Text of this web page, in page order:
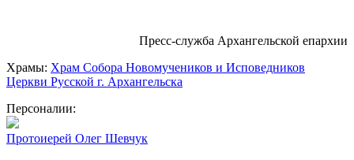
Пресс-служба Архангельской епархии
Храмы: Храм Собора Новомучеников и Исповедников
Церкви Русской г. Архангельска
Персоналии:
Протоиерей Олег Шевчук